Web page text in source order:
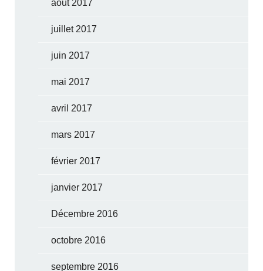
août 2017
juillet 2017
juin 2017
mai 2017
avril 2017
mars 2017
février 2017
janvier 2017
Décembre 2016
octobre 2016
septembre 2016